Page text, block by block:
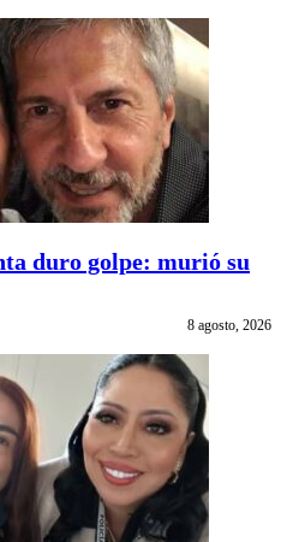
duro golpe: murió su
8 agosto, 2026